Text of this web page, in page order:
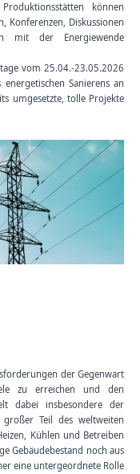
können
Konferenzen, Diskussionen
mit der Energiewende
vom 25.04.-23.05.2026
Sanierens an
umgesetzte, tolle Projekte
der Gegenwart
zu erreichen und den
dabei insbesondere der
großer Teil des weltweiten
Kühlen und Betreiben
Gebäudebestand noch aus
eine untergeordnete Rolle